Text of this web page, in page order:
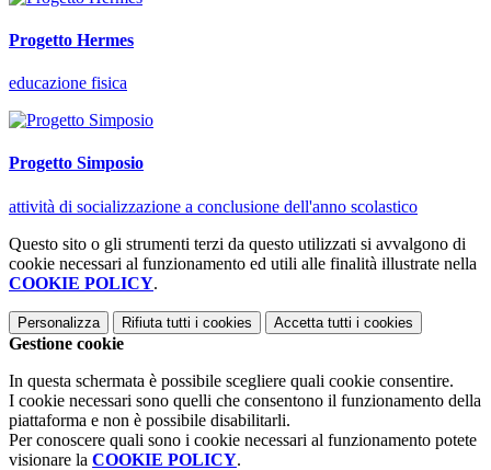
Progetto Hermes
educazione fisica
Progetto Simposio
attività di socializzazione a conclusione dell'anno scolastico
Questo sito o gli strumenti terzi da questo utilizzati si avvalgono di
cookie necessari al funzionamento ed utili alle finalità illustrate nella
COOKIE POLICY.
Personalizza Rifiuta tutti i cookies Accetta tutti i cookies
Gestione cookie
In questa schermata è possibile scegliere quali cookie consentire.
I cookie necessari sono quelli che consentono il funzionamento della
piattaforma e non è possibile disabilitarli.
Per conoscere quali sono i cookie necessari al funzionamento potete
visionare la COOKIE POLICY.